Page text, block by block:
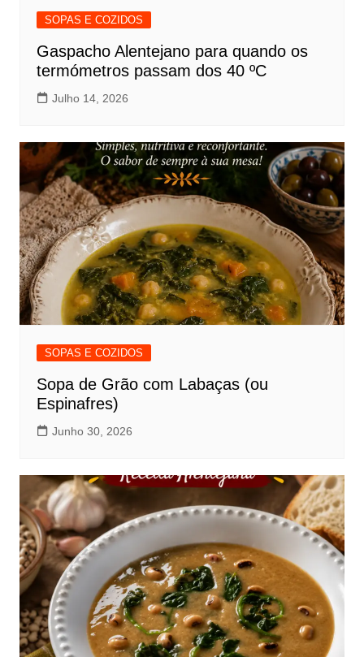
SOPAS E COZIDOS
Gaspacho Alentejano para quando os
termómetros passam dos 40 ºC
Julho 14, 2026
SOPAS E COZIDOS
Sopa de Grão com Labaças (ou
Espinafres)
Junho 30, 2026